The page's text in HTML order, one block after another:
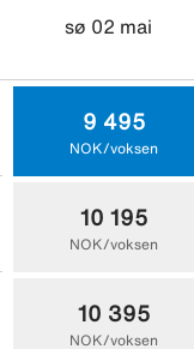
sø 02 mai
9 495
NOK/voksen
10 195
NOK/voksen
10 395
NOK/voksen